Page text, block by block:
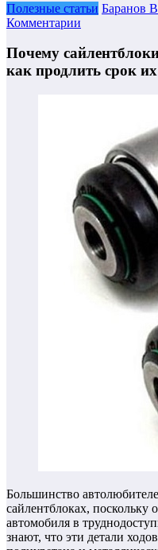
Полезные статьи Баранов
Комментарии
Почему
как продлить срок
Большинство
сайлентблоках, поскольку
автомобиля в
знают, что эти детали